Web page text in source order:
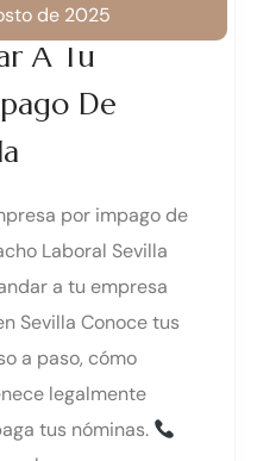
A Tu
De
de 2025
por impago de
Laboral Sevilla
a tu empresa
Sevilla Conoce tus
a paso, cómo
legalmente
tus nóminas.